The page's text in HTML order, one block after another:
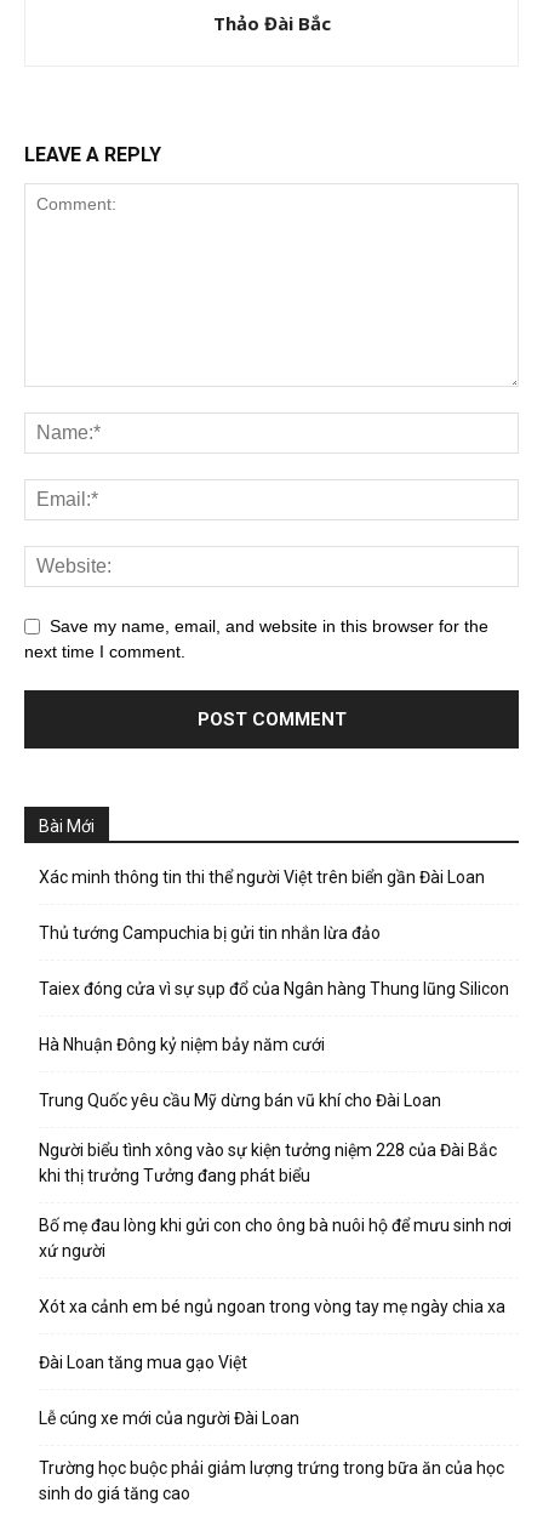
Thảo Đài Bắc
LEAVE A REPLY
Save my name, email, and website in this browser for the
next time I comment.
Bài Mới
Xác minh thông tin thi thể người Việt trên biển gần Đài Loan
Thủ tướng Campuchia bị gửi tin nhắn lừa đảo
Taiex đóng cửa vì sự sụp đổ của Ngân hàng Thung lũng Silicon
Hà Nhuận Đông kỷ niệm bảy năm cưới
Trung Quốc yêu cầu Mỹ dừng bán vũ khí cho Đài Loan
Người biểu tình xông vào sự kiện tưởng niệm 228 của Đài Bắc
khi thị trưởng Tưởng đang phát biểu
Bố mẹ đau lòng khi gửi con cho ông bà nuôi hộ để mưu sinh nơi
xứ người
Xót xa cảnh em bé ngủ ngoan trong vòng tay mẹ ngày chia xa
Đài Loan tăng mua gạo Việt
Lễ cúng xe mới của người Đài Loan
Trường học buộc phải giảm lượng trứng trong bữa ăn của học
sinh do giá tăng cao